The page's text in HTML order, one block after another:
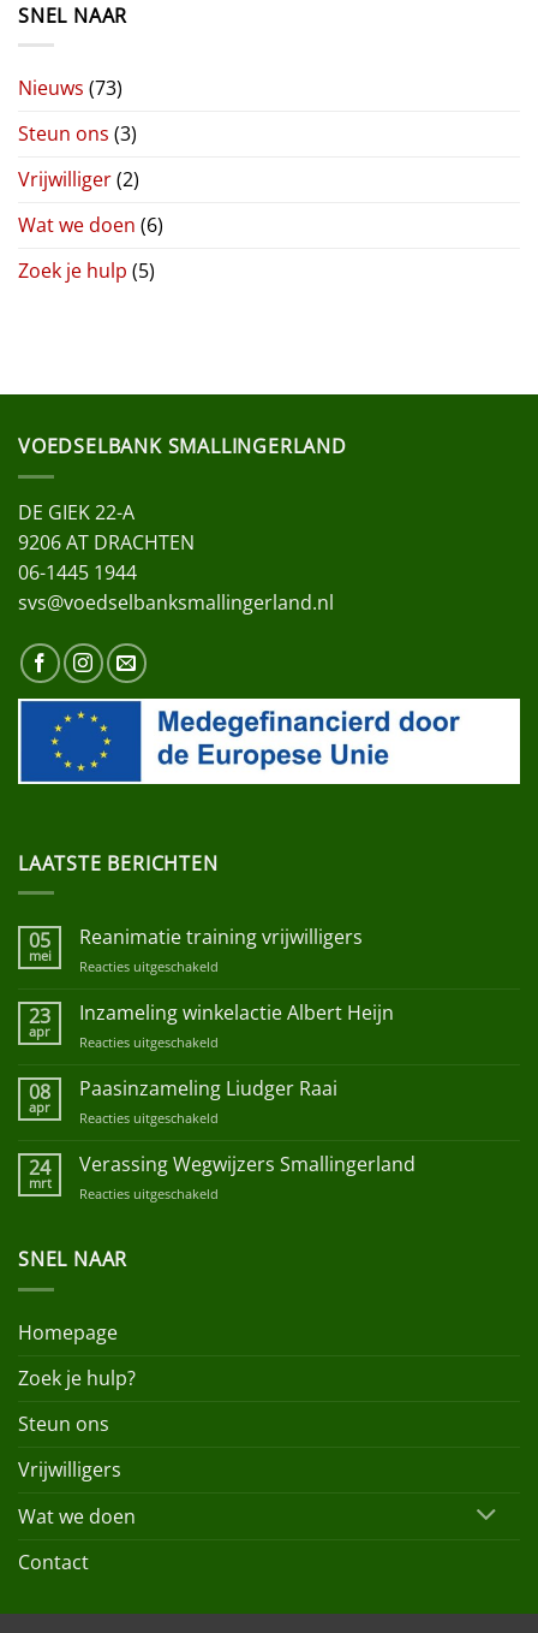
SNEL NAAR
Nieuws (73)
Steun ons (3)
Vrijwilliger(2)
Wat we doen (6)
Zoek je hulp (5)
VOEDSELBANK SMALLINGERLAND
DE GIEK 22-A
9206 AT DRACHTEN
06-1445 1944
svs@voedselbanksmallingerland.nl
LAATSTE BERICHTEN
05
mei
Reanimatie training vrijwilligers
Reacties uitgeschakeld
training
23
apr
Inzameling winkelactie Albert Heijn
Reacties uitgeschakeld
winkelactie
Albert
08
apr
Paasinzameling Liudger Raai
Reacties uitgeschakeld
Liudger
Raai
24
mrt
Verassing Wegwijzers Smallingerland
Reacties uitgeschakeld
SNEL NAAR
Homepage
Zoek je hulp?
Steun ons
Vrijwilligers
Wat we doen
Contact